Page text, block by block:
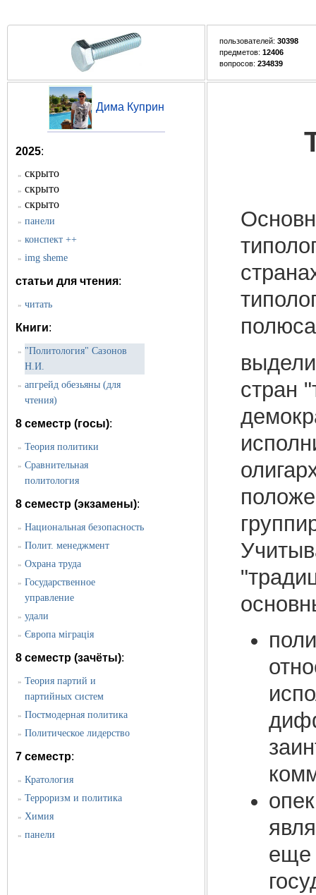
пользователей: 30398
предметов: 12406
вопросов: 234839
Дима Куприн
2025:
» скрыто
» скрыто
» скрыто
» панели
» конспект ++
» img sheme
статьи для чтения:
» читать
Книги:
» "Политология" Сазонов
Н.И.
» апгрейд обезьяны (для
чтения)
8 семестр (госы):
» Теория политики
» Сравнительная
политология
8 семестр (экзамены):
» Национальная безопасность
» Полит. менеджмент
» Охрана труда
» Государственное
управление
» удали
» Європа міграція
8 семестр (зачёты):
» Теория партий и
партийных систем
» Постмодерная политика
» Политическое лидерство
7 семестр:
» Кратология
» Терроризм и политика
» Химия
» панели
стран
еще